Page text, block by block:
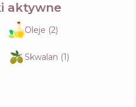
aktywne
Oleje (2)
Skwalan (1)